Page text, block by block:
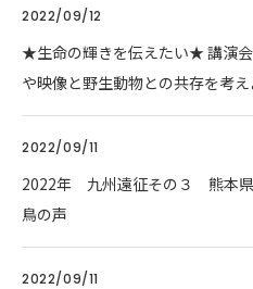
2022/09/12
★生命の輝きを伝えたい★ 講演
や映像と野生動物との共存を考え
2022/09/11
2022年 九州遠征その３ 熊本
鳥の声
2022/09/11